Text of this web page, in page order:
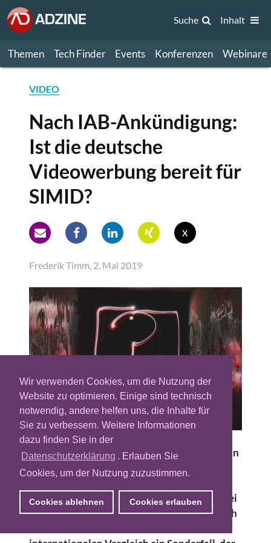
Wir verwenden Cookies, um die Nutzung der
Website zu optimieren. Einige sind technisch
notwendig, andere helfen uns, die Inhalte für
Sie zu verbessern. Weitere Informationen
dazu finden Sie in der
Datenschutzerklärung . Erlauben Sie
Cookies, um der Nutzung zuzustimmen.
Cookies ablehnen Cookies erlauben
Themen Tech Finder Events Konferenzen Webinare
Suche Inhalt
VIDEO
Nach IAB-Ankündigung:
Ist die deutsche
Videowerbung bereit für
SIMID?
x
Frederik Timm, 2. Mai 2019
Zwei Jahre hat die Entwicklung gedauert, nun
präsentiert das IAB Tech Lab den neuen
Videostandard SIMID
Kommentarphase. Ändern wird sich, auch bei
finaler Veröffentlichung, wohl vorerst jedoch